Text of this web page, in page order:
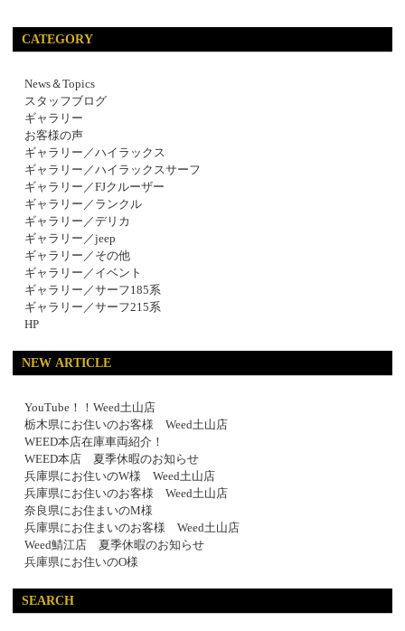
CATEGORY
News＆Topics
スタッフブログ
ギャラリー
お客様の声
ギャラリー／ハイラックス
ギャラリー／ハイラックスサーフ
ギャラリー／FJクルーザー
ギャラリー／ランクル
ギャラリー／デリカ
ギャラリー／jeep
ギャラリー／その他
ギャラリー／イベント
ギャラリー／サーフ185系
ギャラリー／サーフ215系
HP
NEW ARTICLE
YouTube！！Weed土山店
栃木県にお住いのお客様 Weed土山店
WEED本店在庫車両紹介！
WEED本店 夏季休暇のお知らせ
兵庫県にお住いのW様 Weed土山店
兵庫県にお住いのお客様 Weed土山店
奈良県にお住まいのM様
兵庫県にお住まいのお客様 Weed土山店
Weed鯖江店 夏季休暇のお知らせ
兵庫県にお住いのO様
SEARCH